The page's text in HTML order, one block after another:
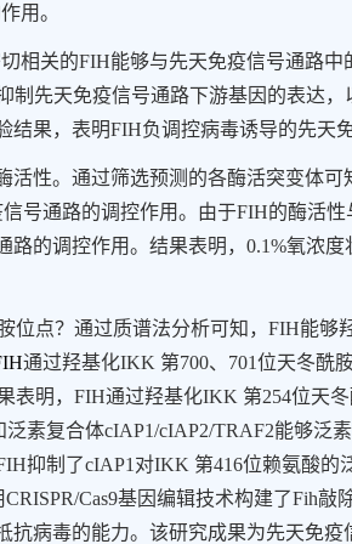
用。
相关的FIH能够与先天免疫信号通路中
制先天免疫信号通路下游基因的表达，
结果，表明FIH负调控病毒诱导的先天
活性。通过筛选预测的各酶活突变体可
号通路的调控作用。由于FIH的酶活性
路的调控作用。结果表明， 0.1%氧浓度
位点？通过质谱法分析可知， FIH能够
通过羟基化IKK 第700、 701位天冬酰
表明， FIH通过羟基化IKK 第254位天
泛素复合体cIAP1/cIAP2/TRAF2能够泛
抑制了cIAP1 对IKK 第416位赖氨酸的
CRISPR/Cas9基因编辑技术构建了Fih敲
抗病毒的能力。该研究成果为先天免疫